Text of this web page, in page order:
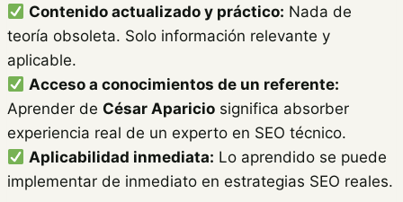
Contenido actualizado y práctico: Nada de
teoría obsoleta. Solo información relevante y
aplicable.
Acceso a conocimientos de un referente:
Aprender de César Aparicio significa absorber
experiencia real de un experto en SEO técnico.
Aplicabilidad inmediata: Lo aprendido se puede
implementar de inmediato en estrategias SEO reales.